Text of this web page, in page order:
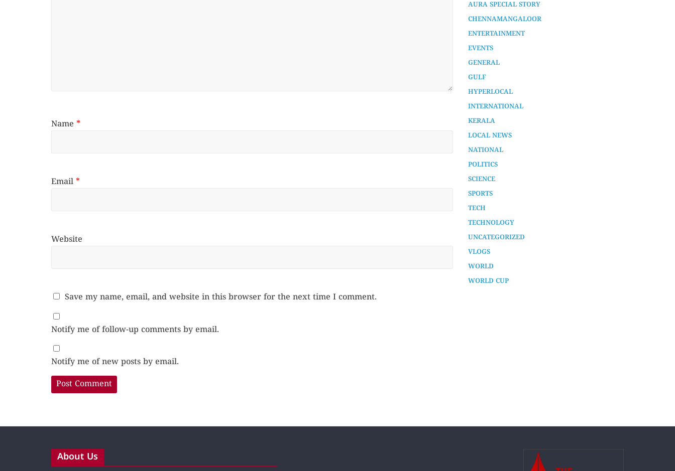
Name *
Email *
Website
Save my name, email, and website in this browser for the next time I comment.
Notify me of follow-up comments by email.
Notify me of new posts by email.
16 hours ago
AURA SPECIAL STORY
CHENNAMANGALOOR
ENTERTAINMENT
EVENTS
GENERAL
GULF
HYPERLOCAL
INTERNATIONAL
KERALA
LOCAL NEWS
NATIONAL
POLITICS
SCIENCE
SPORTS
TECH
TECHNOLOGY
UNCATEGORIZED
About Us